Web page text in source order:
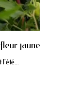
jaune
l'été...